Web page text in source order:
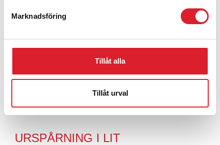
Marknadsföring
Tillåt alla
Tillåt urval
10 OKT - 2025
URSPÅRNING I LIT